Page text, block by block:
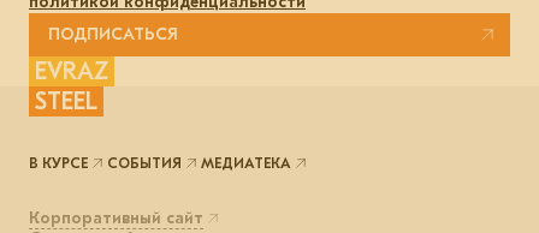
ПОДПИСАТЬСЯ
EVRAZ
STEEL
Корпоративный сайт
В КУРСЕ СОБЫТИЯ МЕДИАТЕКА